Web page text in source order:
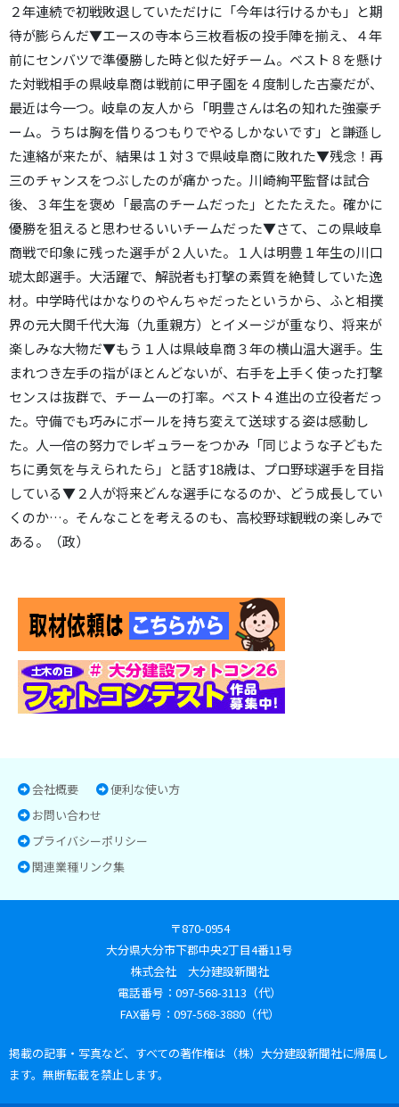
２年連続で初戦敗退していただけに「今年は行けるかも」と期
待が膨らんだ▼エースの寺本ら三枚看板の投手陣を揃え、４年
前にセンバツで準優勝した時と似た好チーム。ベスト８を懸け
た対戦相手の県岐阜商は戦前に甲子園を４度制した古豪だが、
最近は今一つ。岐阜の友人から「明豊さんは名の知れた強豪チ
ーム。うちは胸を借りるつもりでやるしかないです」と謙遜し
た連絡が来たが、結果は１対３で県岐阜商に敗れた▼残念！再
三のチャンスをつぶしたのが痛かった。川崎絢平監督は試合
後、３年生を褒め「最高のチームだった」とたたえた。確かに
優勝を狙えると思わせるいいチームだった▼さて、この県岐阜
商戦で印象に残った選手が２人いた。１人は明豊１年生の川口
琥太郎選手。大活躍で、解説者も打撃の素質を絶賛していた逸
材。中学時代はかなりのやんちゃだったというから、ふと相撲
界の元大関千代大海（九重親方）とイメージが重なり、将来が
楽しみな大物だ▼もう１人は県岐阜商３年の横山温大選手。生
まれつき左手の指がほとんどないが、右手を上手く使った打撃
センスは抜群で、チーム一の打率。ベスト４進出の立役者だっ
た。守備でも巧みにボールを持ち変えて送球する姿は感動し
た。人一倍の努力でレギュラーをつかみ「同じような子どもた
ちに勇気を与えられたら」と話す18歳は、プロ野球選手を目指
している▼２人が将来どんな選手になるのか、どう成長してい
くのか…。そんなことを考えるのも、高校野球観戦の楽しみで
ある。（政）
会社概要
便利な使い方
お問い合わせ
プライバシーポリシー
関連業種リンク集
〒870-0954
大分県大分市下郡中央2丁目4番11号
株式会社 大分建設新聞社
電話番号：097-568-3113（代）
FAX番号：097-568-3880（代）
掲載の記事・写真など、すべての著作権は（株）大分建設新聞社に帰属し
ます。無断転載を禁止します。